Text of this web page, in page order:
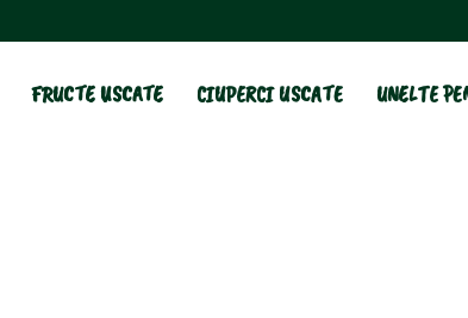
FRUCTE USCATE CIUPERCI USCATE UNELTE